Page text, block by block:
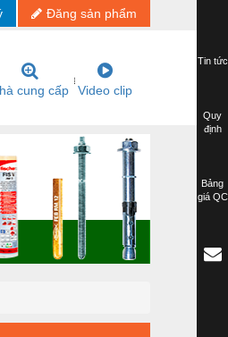
Đăng sản phẩm
cung cấp Video clip
Tin tức
Quy
định
Bảng
giá QC